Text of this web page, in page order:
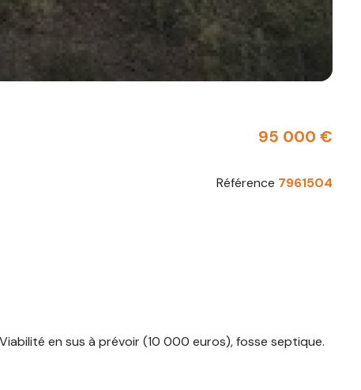
95 000 €
Référence 7961504
en sus à prévoir (10 000 euros), fosse septique.